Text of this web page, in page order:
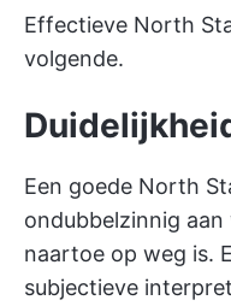
Effectieve North
volgende.
Een goede North
ondubbelzinnig
naartoe op weg is.
subjectieve